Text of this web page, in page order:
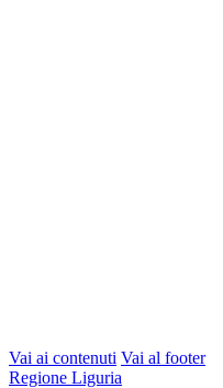
Vai ai contenuti Vai al footer
Regione Liguria